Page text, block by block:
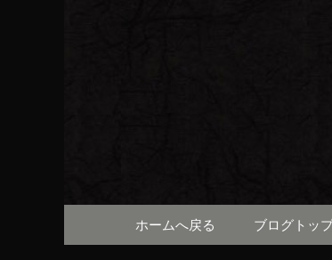
京都
（ろび
京都・先斗町の京
知らせや、お料理
コンテンツへ移動
ホームへ戻る ブログトッ